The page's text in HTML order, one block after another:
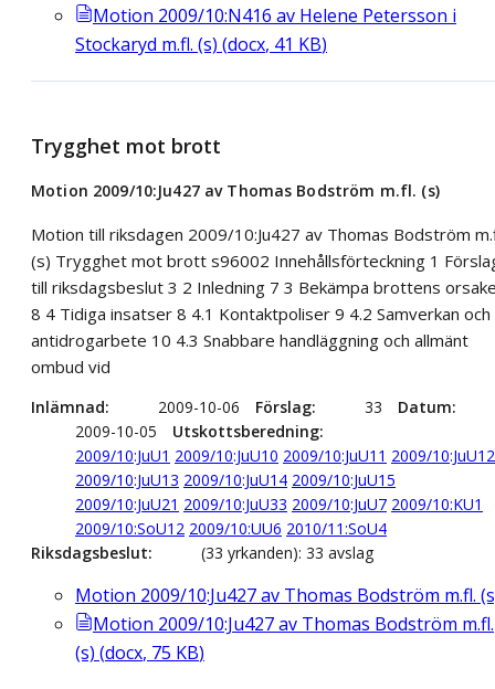
Motion 2009/10:N416 av Helene Petersson i
Stockaryd m.fl. (s) (docx, 41 KB)
Trygghet mot brott
Motion 2009/10:Ju427 av Thomas Bodström m.fl. (s)
Motion till riksdagen 2009/10:Ju427 av Thomas Bodström
(s) Trygghet mot brott s96002 Innehållsförteckning 1
till riksdagsbeslut 3 2 Inledning 7 3 Bekämpa brottens
8 4 Tidiga insatser 8 4.1 Kontaktpoliser 9 4.2 Samverkan och
antidrogarbete 10 4.3 Snabbare handläggning och allmänt
ombud vid
Inlämnad 2009-10-06 Förslag 33
Datum
2009-10-05
Utskottsberedning
2009/10:JuU1 2009/10:JuU10 2009/10:JuU11 2009/10:JuU12
2009/10:JuU13 2009/10:JuU14 2009/10:JuU15
2009/10:JuU21 2009/10:JuU33 2009/10:JuU7 2009/10:KU1
2009/10:SoU12 2009/10:UU6 2010/11:SoU4
Riksdagsbeslut
(33 yrkanden): 33 avslag
Motion 2009/10:Ju427 av Thomas Bodström m.fl.
Motion 2009/10:Ju427 av Thomas Bodström m.fl.
(s) (docx, 75 KB)